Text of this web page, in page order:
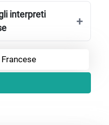
interpreti